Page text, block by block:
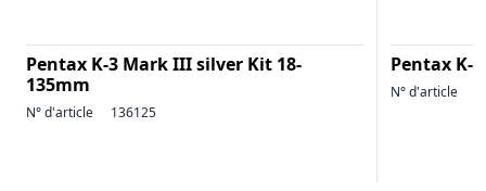
Pentax K-3 Mark III silver Kit 18-
135mm
N° d'article 136125
Pentax K-
N° d'article